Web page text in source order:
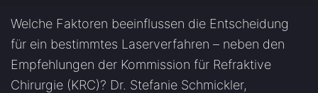
Welche Faktoren beeinflussen die Entscheidung
für ein bestimmtes Laserverfahren – neben den
Empfehlungen der Kommission für Refraktive
Chirurgie (KRC)? Dr. Stefanie Schmickler,